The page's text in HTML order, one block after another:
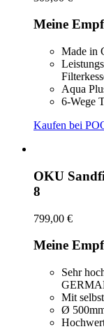
Meine
Made in
Aqua
6-Wege
Kaufen bei
OKU
8
799,00 €
Meine
Sehr
Mit
Ø